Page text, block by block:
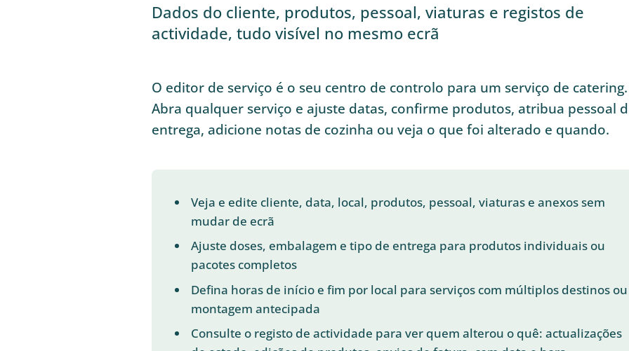
Dados do cliente, produtos, pessoal, viaturas e registos de
actividade, tudo visível no mesmo ecrã
O editor de serviço é o seu centro de controlo para um serviço de catering.
Abra qualquer serviço e ajuste datas, confirme produtos, atribua pessoal
entrega, adicione notas de cozinha ou veja o que foi alterado e quando.
Veja e edite cliente, data, local, produtos, pessoal, viaturas e anexos sem
mudar de ecrã
Ajuste doses, embalagem e tipo de entrega para produtos individuais ou
pacotes completos
Defina horas de início e fim por local para serviços com múltiplos destinos ou
montagem antecipada
Consulte o registo de actividade para ver quem alterou o quê: actualizações